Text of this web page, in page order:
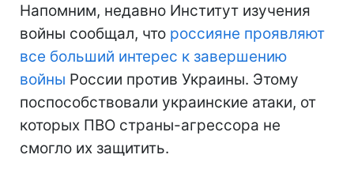
Напомним, недавно Институт изучения
войны сообщал, что россияне проявляют
все больший интерес к завершению
войны России против Украины. Этому
поспособствовали украинские атаки, от
которых ПВО страны-агрессора не
смогло их защитить.